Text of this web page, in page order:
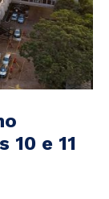
10 e 11